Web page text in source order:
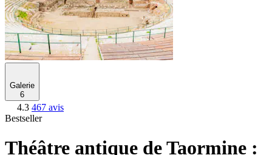
Galerie
6
4.3 467 avis
Bestseller
Théâtre antique de Taormine :